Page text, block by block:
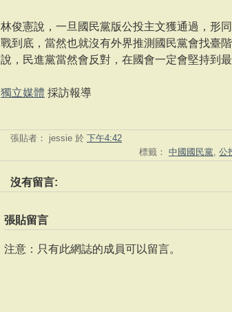
林俊憲說，一旦國民黨版公投主文獲通過，形
戰到底，當然也就沒有外界推測國民黨會找臺
說，民進黨當然會反對，在國會一定會堅持到最
獨立媒體 採訪報導
張貼者： jessie 於 下午4:42
標籤： 中國國民黨 公
沒有留言:
張貼留言
注意：只有此網誌的成員可以留言。